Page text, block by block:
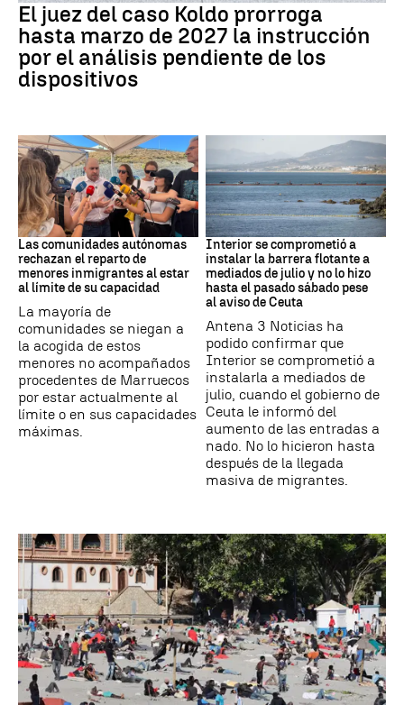
El juez del caso Koldo prorroga
hasta marzo de 2027 la instrucción
por el análisis pendiente de los
dispositivos
Crisis Migratoria
Las comunidades autónomas
rechazan el reparto de
menores inmigrantes al estar
al límite de su capacidad
La mayoría de
comunidades se niegan a
la acogida de estos
menores no acompañados
procedentes de Marruecos
por estar actualmente al
límite o en sus capacidades
máximas.
CRISIS MIGRATORIA
Interior se comprometió a
instalar la barrera flotante a
mediados de julio y no lo hizo
hasta el pasado sábado pese
al aviso de Ceuta
Antena 3 Noticias ha
podido confirmar que
Interior se comprometió a
instalarla a mediados de
julio, cuando el gobierno de
Ceuta le informó del
aumento de las entradas a
nado. No lo hicieron hasta
después de la llegada
masiva de migrantes.